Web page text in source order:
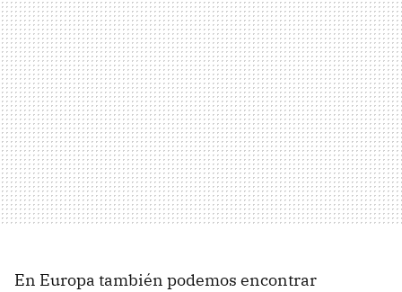
En Europa también podemos encontrar